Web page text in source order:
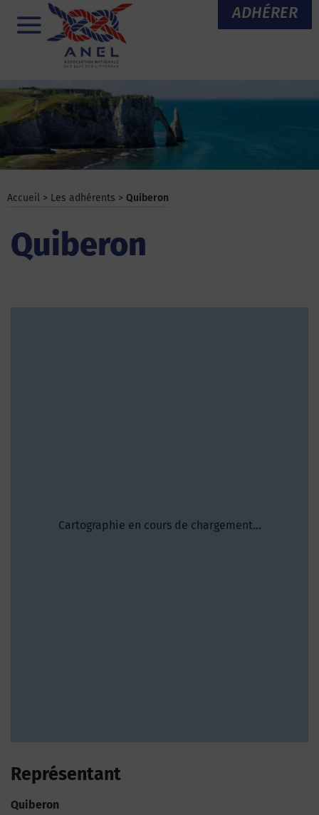
ADHÉRER
Menu
Accueil > Les adhérents > Quiberon
Quiberon
Cartographie en cours de chargement...
Représentant
Quiberon